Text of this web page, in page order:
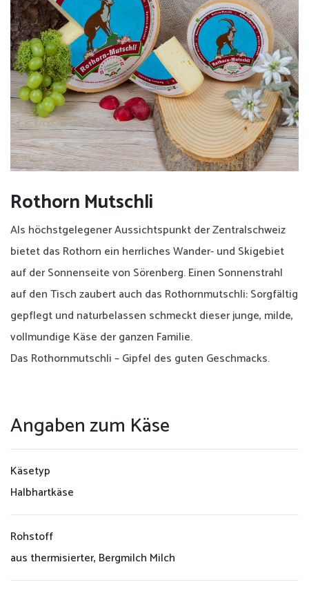
Verwaltungsrat
Produkte
Verkaufsstellen
Angebot
Events
Geschenke
Apéro
Käseplatten
Partner
Vertriebspartner
Kontakt
Datenschutzerklärung
Impressum
Rothorn Mutschli
Als höchstgelegener Aussichtspunkt der Zentralschweiz
bietet das Rothorn ein herrliches Wander- und Skigebiet
auf der Sonnenseite von Sörenberg. Einen Sonnenstrahl
auf den Tisch zaubert auch das Rothornmutschli: Sorgfältig
gepflegt und naturbelassen schmeckt dieser junge, milde,
vollmundige Käse der ganzen Familie.
Das Rothornmutschli – Gipfel des guten Geschmacks.
Angaben zum Käse
Käsetyp
Halbhartkäse
Rohstoff
aus thermisierter, Bergmilch Milch